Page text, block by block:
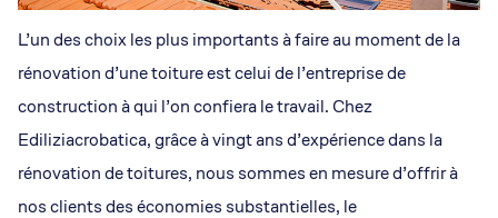
L’un des choix les plus importants à faire au moment de la
rénovation d’une toiture est celui de l’entreprise de
construction à qui l’on confiera le travail. Chez
Ediliziacrobatica, grâce à vingt ans d’expérience dans la
rénovation de toitures, nous sommes en mesure d’offrir à
nos clients des économies substantielles, le